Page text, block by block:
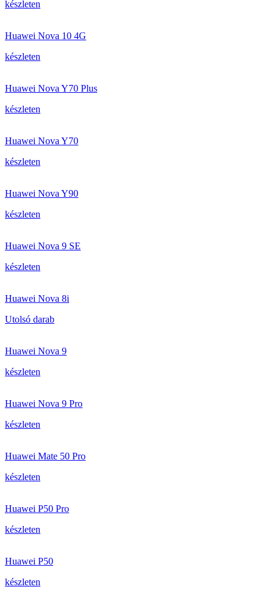
készleten
Huawei Nova 10 4G
készleten
Huawei Nova Y70 Plus
készleten
Huawei Nova Y70
készleten
Huawei Nova Y90
készleten
Huawei Nova 9 SE
készleten
Huawei Nova 8i
Utolsó darab
Huawei Nova 9
készleten
Huawei Nova 9 Pro
készleten
Huawei Mate 50 Pro
készleten
Huawei P50 Pro
készleten
Huawei P50
készleten